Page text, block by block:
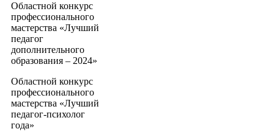
Областной конкурс
профессионального
мастерства «Лучший
педагог
дополнительного
образования – 2024»
Областной конкурс
профессионального
мастерства «Лучший
педагог-психолог
года»